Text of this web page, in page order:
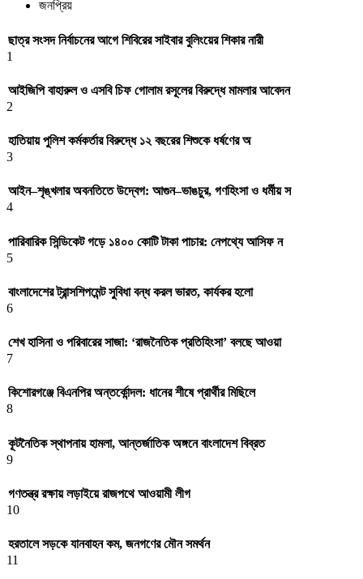
জনপ্রিয়
ছাত্র সংসদ নির্বাচনের আগে শিবিরের সাইবার বুলিংয়ের শিকার নারী
1
আইজিপি বাহারুল ও এসবি চিফ গোলাম রসূলের বিরুদ্ধে মামলার আবেদন
2
হাতিয়ায় পুলিশ কর্মকর্তার বিরুদ্ধে ১২ বছরের শিশুকে ধর্ষণের অ
3
আইন–শৃঙ্খলার অবনতিতে উদ্বেগ: আগুন–ভাঙচুর, গণহিংসা ও ধর্মীয় স
4
পারিবারিক সিন্ডিকেট গড়ে ১৪০০ কোটি টাকা পাচার: নেপথ্যে আসিফ ন
5
বাংলাদেশের ট্রান্সশিপমেন্ট সুবিধা বন্ধ করল ভারত, কার্যকর হলো
6
শেখ হাসিনা ও পরিবারের সাজা: ‘রাজনৈতিক প্রতিহিংসা’ বলছে আওয়া
7
কিশোরগঞ্জে বিএনপির অন্তর্কোন্দল: ধানের শীষে প্রার্থীর মিছিলে
8
কূটনৈতিক স্থাপনায় হামলা, আন্তর্জাতিক অঙ্গনে বাংলাদেশ বিব্রত
9
গণতন্ত্র রক্ষায় লড়াইয়ে রাজপথে আওয়ামী লীগ
10
হরতালে সড়কে যানবাহন কম, জনগণের মৌন সমর্থন
11